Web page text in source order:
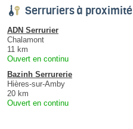
Serruriers à proximité
ADN Serrurier
Chalamont
11 km
Ouvert en continu
Bazinh Serrurerie
Hières-sur-Amby
20 km
Ouvert en continu